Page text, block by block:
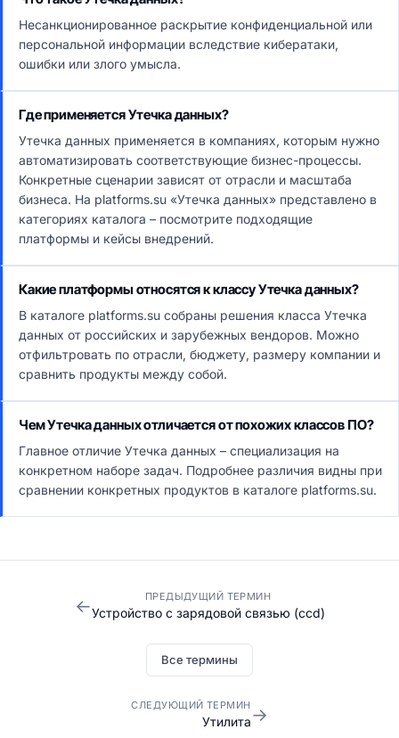
Несанкционированное раскрытие конфиденциальной или
персональной информации вследствие кибератаки,
ошибки или злого умысла.
Где применяется Утечка данных?
Утечка данных применяется в компаниях, которым нужно
автоматизировать соответствующие бизнес-процессы.
Конкретные сценарии зависят от отрасли и масштаба
бизнеса. На platforms.su «Утечка данных» представлено в
категориях каталога – посмотрите подходящие
платформы и кейсы внедрений.
Какие платформы относятся к классу Утечка данных?
В каталоге platforms.su собраны решения класса Утечка
данных от российских и зарубежных вендоров. Можно
отфильтровать по отрасли, бюджету, размеру компании и
сравнить продукты между собой.
Чем Утечка данных отличается от похожих классов ПО?
Главное отличие Утечка данных – специализация на
конкретном наборе задач. Подробнее различия видны при
сравнении конкретных продуктов в каталоге platforms.su.
← ПРЕДЫДУЩИЙ ТЕРМИН
Устройство с зарядовой связью (ccd)
Все термины
СЛЕДУЮЩИЙ ТЕРМИН
Утилита→